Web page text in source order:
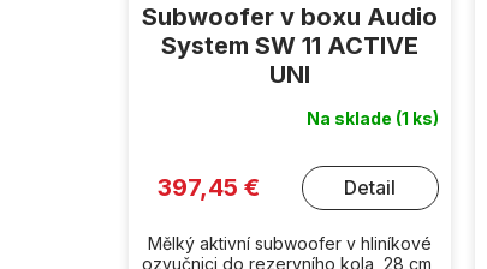
Subwoofer v boxu Audio
System SW 11 ACTIVE
UNI
Na sklade (1 ks)
397,45 € Detail
Mělký aktivní subwoofer v hliníkové
ozvučnici do rezervního kola, 28 cm,